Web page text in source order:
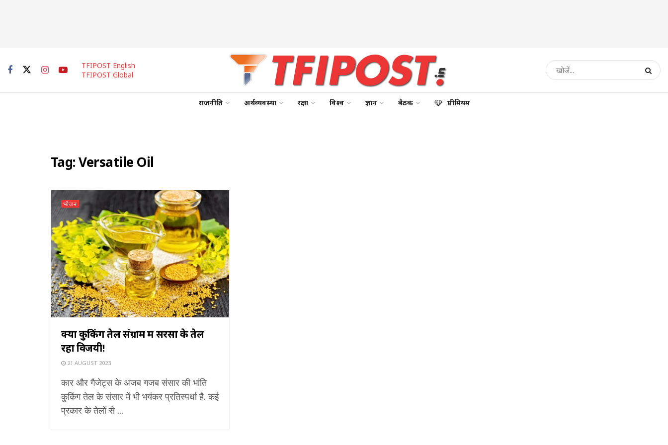
TFIPOST English
TFIPOST Global
राजनीति अर्थव्यवस्था रक्षा विश्व ज्ञान बैठक प्रीमियम
Tag:Versatile Oil
भोजन
क्यों कुकिंग तेल संग्राम में सरसों के तेल
रहा विजयी!
21 AUGUST 2023
कार और गैजेट्स के अजब गजब संसार की भांति
कुकिंग तेल के संसार में भी भयंकर प्रतिस्पर्धा है. कई
प्रकार के तेलों से ...